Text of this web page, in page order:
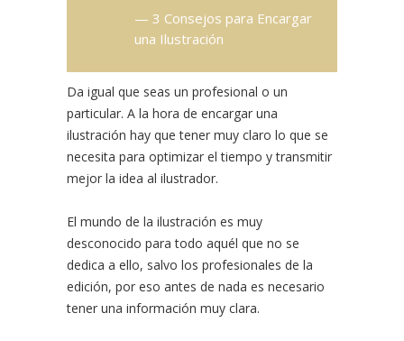
— 3 Consejos para Encargar
una Ilustración
Da igual que seas un profesional o un
particular. A la hora de encargar una
ilustración hay que tener muy claro lo que se
necesita para optimizar el tiempo y transmitir
mejor la idea al ilustrador.
El mundo de la ilustración es muy
desconocido para todo aquél que no se
dedica a ello, salvo los profesionales de la
edición, por eso antes de nada es necesario
tener una información muy clara.